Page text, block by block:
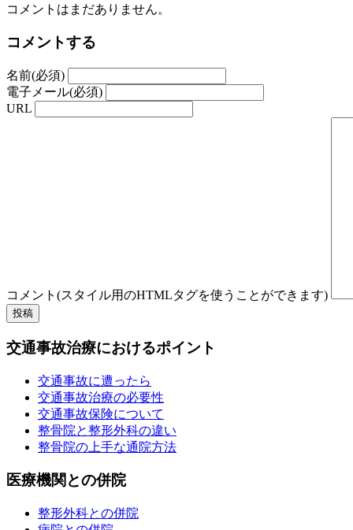
コメントはまだありません。
コメントする
名前(必須)
電子メール(必須)
URL
コメント(スタイル用のHTMLタグを使うことができます)
交通事故治療におけるポイント
交通事故に遭ったら
交通事故治療の必要性
交通事故保険について
整骨院と整形外科の違い
整骨院の上手な通院方法
医療機関との併院
整形外科との併院